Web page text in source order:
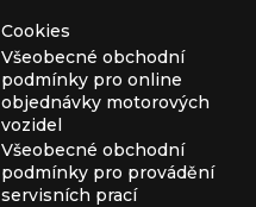
Cookies
Všeobecné obchodní
podmínky pro online
objednávky motorových
vozidel
Všeobecné obchodní
podmínky pro provádění
servisních prací